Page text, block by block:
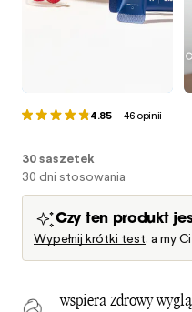
4.85—46 opinii
30 saszetek
30 dni stosowania
Czy ten produkt
Wypełnij krótki test, a my
wspiera zdrowy